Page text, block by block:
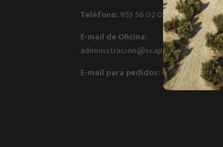
Teléfono: 953 56 02 01
E-mail de Oficina:
E-mail para pedidos: